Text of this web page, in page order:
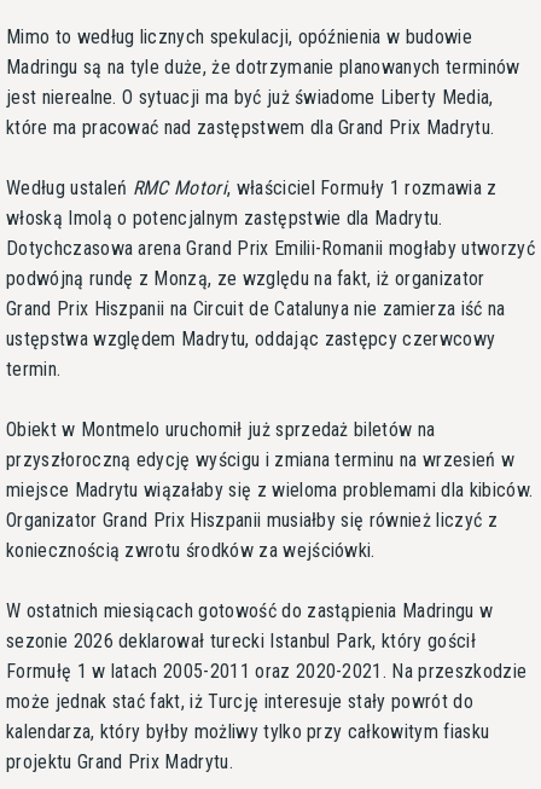
Mimo to według licznych spekulacji, opóźnienia w budowie
Madringu są na tyle duże, że dotrzymanie planowanych terminów
jest nierealne. O sytuacji ma być już świadome Liberty Media,
które ma pracować nad zastępstwem dla Grand Prix Madrytu.
Według ustaleń RMC Motori, właściciel Formuły 1 rozmawia z
włoską Imolą o potencjalnym zastępstwie dla Madrytu.
Dotychczasowa arena Grand Prix Emilii-Romanii mogłaby utworzyć
podwójną rundę z Monzą, ze względu na fakt, iż organizator
Grand Prix Hiszpanii na Circuit de Catalunya nie zamierza iść na
ustępstwa względem Madrytu, oddając zastępcy czerwcowy
termin.
Obiekt w Montmelo uruchomił już sprzedaż biletów na
przyszłoroczną edycję wyścigu i zmiana terminu na wrzesień w
miejsce Madrytu wiązałaby się z wieloma problemami dla kibiców.
Organizator Grand Prix Hiszpanii musiałby się również liczyć z
koniecznością zwrotu środków za wejściówki.
W ostatnich miesiącach gotowość do zastąpienia Madringu w
sezonie 2026 deklarował turecki Istanbul Park, który gościł
Formułę 1 w latach 2005-2011 oraz 2020-2021. Na przeszkodzie
może jednak stać fakt, iż Turcję interesuje stały powrót do
kalendarza, który byłby możliwy tylko przy całkowitym fiasku
projektu Grand Prix Madrytu.